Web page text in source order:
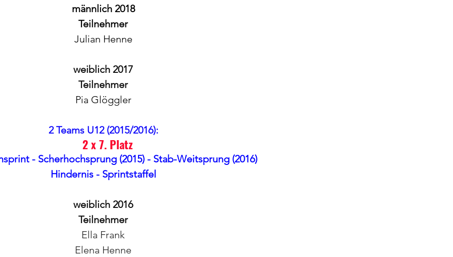
männlich 2018
Teilnehmer
Julian Henne
weiblich 2017
Teilnehmer
Pia Glöggler
2 Teams U12 (2015/2016):
2 x 7. Platz
- Scherhochsprung (2015) - Stab-Weitsprung (2016)
Hindernis - Sprintstaffel
weiblich 2016
Teilnehmer
Ella Frank
Elena Henne